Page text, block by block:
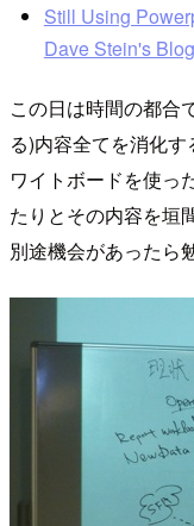
Still Using
Dave Stein's Blog
この日は時間の都合
る)内容全てを消化
ワイトボードを使っ
たりとその内容を垣
別途機会があったら